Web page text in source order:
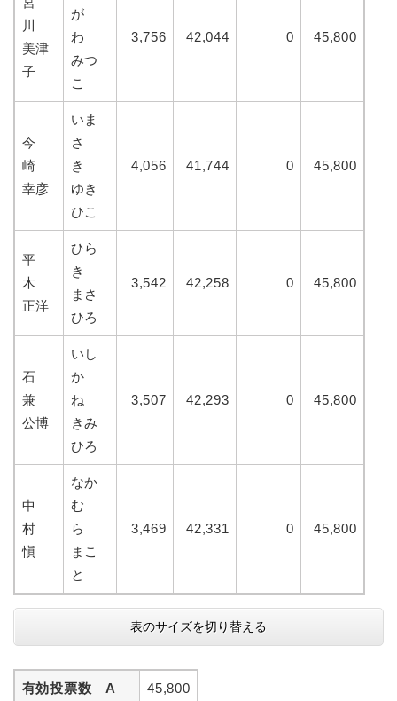
川
美津
子
が
わ
みつ
こ
3,756 42,044 0 45,800
今
崎
幸彦
いま
さ
き
ゆき
ひこ
4,056 41,744 0 45,800
平
木
正洋
ひら
き
まさ
ひろ
3,542 42,258 0 45,800
石
兼
公博
いし
か
ね
きみ
ひろ
3,507 42,293 0 45,800
中
村
愼
なか
む
ら
まこ
と
3,469 42,331 0 45,800
表のサイズを切り替える
有効投票数 A 45,800